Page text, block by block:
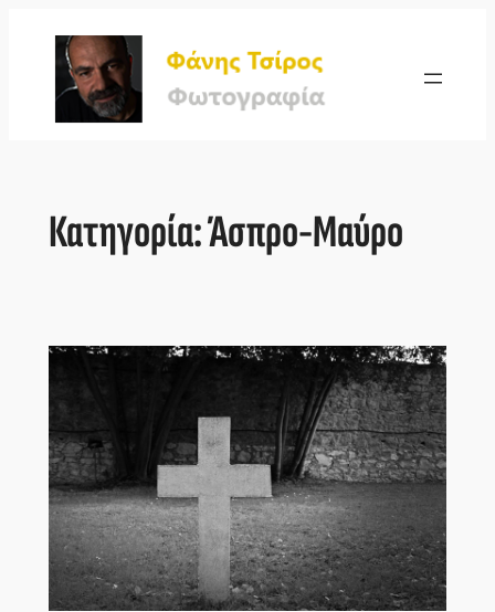
περιεχόμενο
Κατηγορία:Άσπρο-Μαύρο